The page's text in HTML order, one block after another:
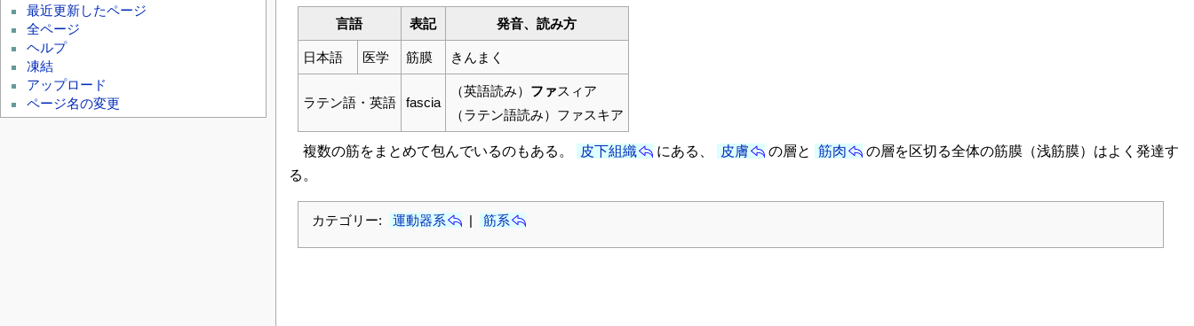
言語 表記 発音、読み方
日本語 医学 筋膜 きんまく
ラテン語・英語 fascia
（英語読み） ファスィア
（ラテン語読み）ファスキア
複数の筋をまとめて包んでいるのもある。 皮下組織 にある、 皮膚 の層と 筋肉
の層を区切る全体の筋膜（浅筋膜）はよく発達す
る。
カテゴリー: 運動器系 | 筋系
最近更新したページ
全ページ
ヘルプ
凍結
アップロード
ページ名の変更